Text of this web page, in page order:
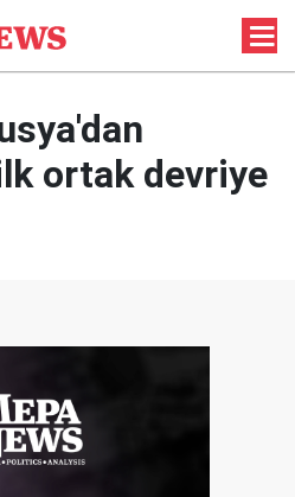
ortak devriye